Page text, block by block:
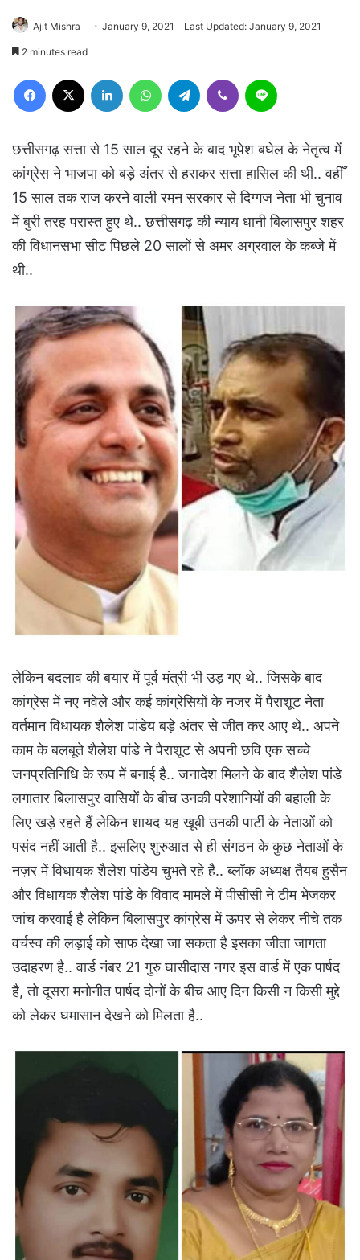
Ajit Mishra January 9, 2021 Last Updated: January 9, 2021
2 minutes read
Facebook LinkedIn WhatsAppTelegram Viber
छत्तीसगढ़ सत्ता से 15 साल दूर रहने के बाद भूपेश बघेल के नेतृत्व में
कांग्रेस ने भाजपा को बड़े अंतर से हराकर सत्ता हासिल की थी.. वहीँ
15 साल तक राज करने वाली रमन सरकार से दिग्गज नेता भी चुनाव
में बुरी तरह परास्त हुए थे.. छत्तीसगढ़ की न्याय धानी बिलासपुर शहर
की विधानसभा सीट पिछले 20 सालों से अमर अग्रवाल के कब्जे में
थी..
लेकिन बदलाव की बयार में पूर्व मंत्री भी उड़ गए थे.. जिसके बाद
कांग्रेस में नए नवेले और कई कांग्रेसियों के नजर में पैराशूट नेता
वर्तमान विधायक शैलेश पांडेय बड़े अंतर से जीत कर आए थे.. अपने
काम के बलबूते शैलेश पांडे ने पैराशूट से अपनी छवि एक सच्चे
जनप्रतिनिधि के रूप में बनाई है.. जनादेश मिलने के बाद शैलेश पांडे
लगातार बिलासपुर वासियों के बीच उनकी परेशानियों की बहाली के
लिए खड़े रहते हैं लेकिन शायद यह खूबी उनकी पार्टी के नेताओं को
पसंद नहीं आती है.. इसलिए शुरुआत से ही संगठन के कुछ नेताओं के
नज़र में विधायक शैलेश पांडेय चुभते रहे है.. ब्लॉक अध्यक्ष तैयब हुसैन
और विधायक शैलेश पांडे के विवाद मामले में पीसीसी ने टीम भेजकर
जांच करवाई है लेकिन बिलासपुर कांग्रेस में ऊपर से लेकर नीचे तक
वर्चस्व की लड़ाई को साफ देखा जा सकता है इसका जीता जागता
उदाहरण है.. वार्ड नंबर 21 गुरु घासीदास नगर इस वार्ड में एक पार्षद
है, तो दूसरा मनोनीत पार्षद दोनों के बीच आए दिन किसी न किसी मुद्दे
को लेकर घमासान देखने को मिलता है..